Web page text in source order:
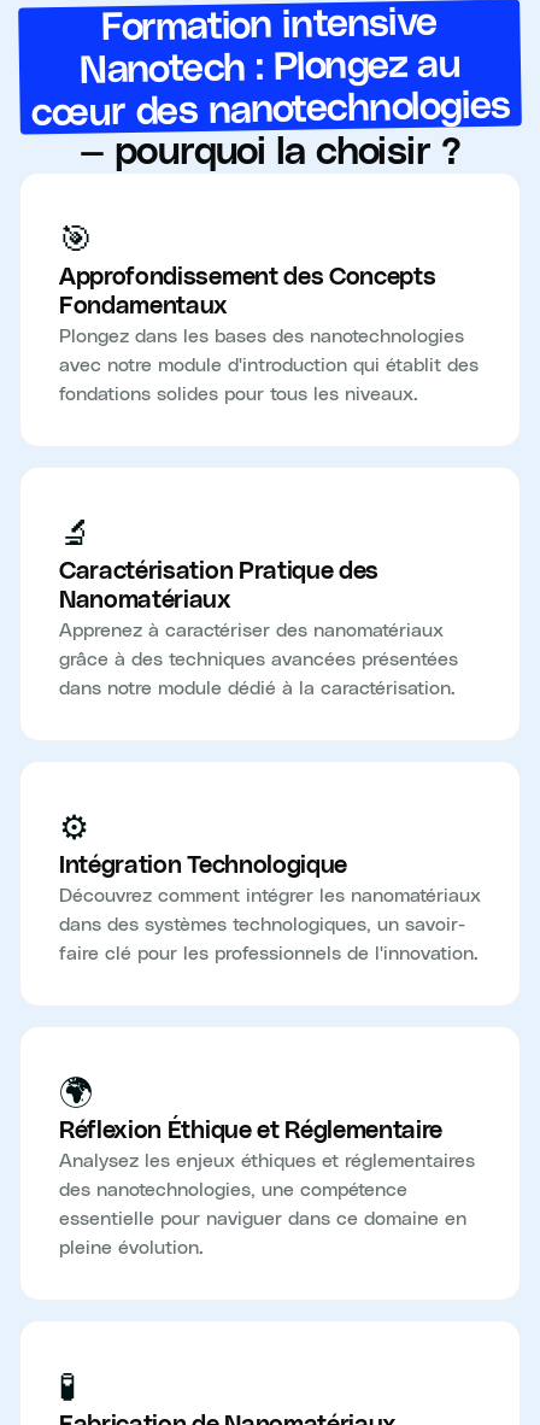
Formation intensive
Nanotech : Plongez au
cœur des nanotechnologies
— pourquoi la choisir ?
🎯
Approfondissement des Concepts
Fondamentaux
Plongez dans les bases des nanotechnologies
avec notre module d'introduction qui établit des
fondations solides pour tous les niveaux.
🔬
Caractérisation Pratique des
Nanomatériaux
Apprenez à caractériser des nanomatériaux
grâce à des techniques avancées présentées
dans notre module dédié à la caractérisation.
⚙️
Intégration Technologique
Découvrez comment intégrer les nanomatériaux
dans des systèmes technologiques, un savoir-
faire clé pour les professionnels de l'innovation.
🌍
Réflexion Éthique et Réglementaire
Analysez les enjeux éthiques et réglementaires
des nanotechnologies, une compétence
essentielle pour naviguer dans ce domaine en
pleine évolution.
🧪